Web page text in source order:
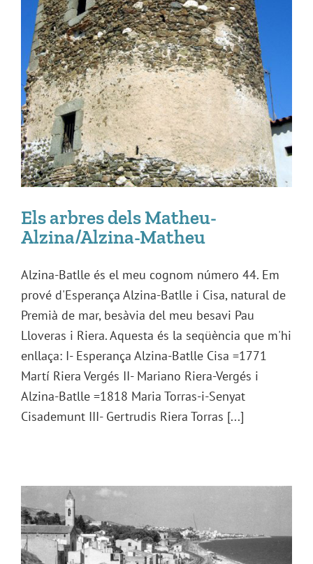
Els arbres dels Matheu-
Alzina/Alzina-Matheu
Alzina-Batlle és el meu cognom número 44. Em
prové d'Esperança Alzina-Batlle i Cisa, natural de
Premià de mar, besàvia del meu besavi Pau
Lloveras i Riera. Aquesta és la seqüència que m'hi
enllaça: I- Esperança Alzina-Batlle Cisa =1771
Martí Riera Vergés II- Mariano Riera-Vergés i
Alzina-Batlle =1818 Maria Torras-i-Senyat
Cisademunt III- Gertrudis Riera Torras [...]